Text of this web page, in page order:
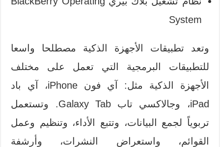
System
وتعد تطبيقات الأجهزة الذكية مصطلحا واسعا
للتطبيقات البرمجية التي تعمل على مختلف
الأجهزة الذكية مثل: آي فون iPhone، آي باد
iPad، وجالاكسي تاب Galaxy Tab. وتستعمل
تربوياً لجمع البيانات، وتتبع الأداء، وتنظيم وعمل
القوائم، واستعراض النشرات، وأرشفة